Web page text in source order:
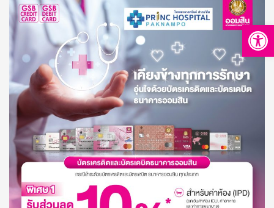
บริการทางการเงิน
อื่นๆ
ติดต่อเรา
บริการออนไลน์
TH
EN
GSB Society